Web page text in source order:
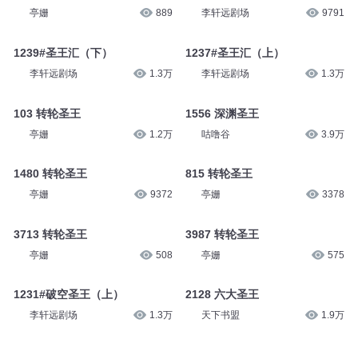
亭姗 889
1239#圣王汇（下）
李轩远剧场 1.3万
103 转轮圣王
亭姗 1.2万
1480 转轮圣王
亭姗 9372
3713 转轮圣王
亭姗 508
1231#破空圣王（上）
李轩远剧场 1.3万
李轩远剧场 9791
1237#圣王汇（上）
李轩远剧场 1.3万
1556 深渊圣王
咕噜谷 3.9万
815 转轮圣王
亭姗 3378
3987 转轮圣王
亭姗 575
2128 六大圣王
天下书盟 1.9万